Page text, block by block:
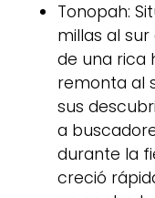
Tonopah:
millas al
de una rica
remonta al
sus
a
durante la
creció